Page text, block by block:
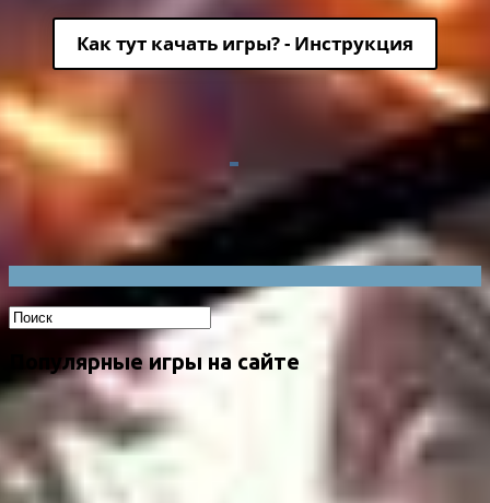
Как тут качать игры? - Инструкция
Популярные игры на сайте